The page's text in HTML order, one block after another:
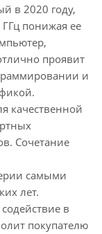
в 2020 году,
ГГц понижая ее
проявит
и
качественной
Сочетание
самыми
лет.
в
покупателю